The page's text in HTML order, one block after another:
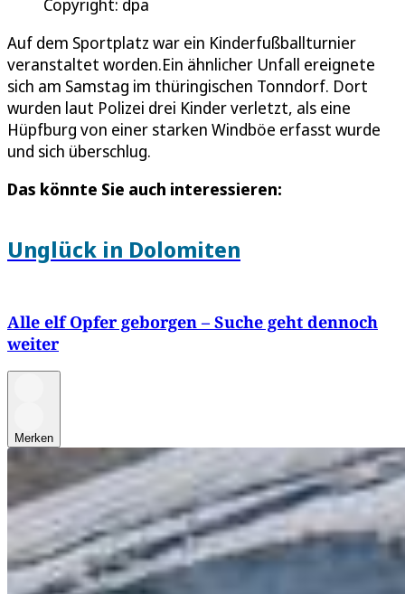
Auf dem Sportplatz war ein Kinderfußballturnier
veranstaltet worden.Ein ähnlicher Unfall ereignete
sich am Samstag im thüringischen Tonndorf. Dort
wurden laut Polizei drei Kinder verletzt, als eine
Hüpfburg von einer starken Windböe erfasst wurde
und sich überschlug.
Das könnte Sie auch interessieren:
Unglück in Dolomiten
Alle elf Opfer geborgen – Suche geht dennoch
weiter
Merken